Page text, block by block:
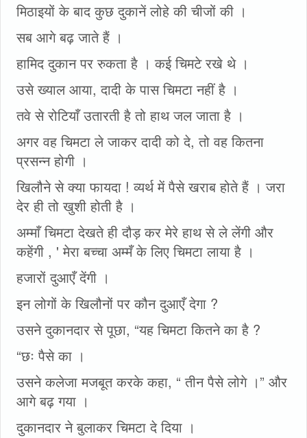
मिठाइयों के बाद कुछ दुकानें लोहे की चीजों की ।
सब आगे बढ़ जाते हैं ।
हामिद दुकान पर रुकता है । कई चिमटे रखे थे ।
उसे ख्याल आया, दादी के पास चिमटा नहीं है ।
तवे से रोटियाँ उतारती है तो हाथ जल जाता है ।
अगर वह चिमटा ले जाकर दादी को दे, तो वह कितना
प्रसन्न होगी ।
खिलौने से क्या फायदा ! व्यर्थ में पैसे खराब होते हैं । जरा
देर ही तो खुशी होती है ।
अम्माँ चिमटा देखते ही दौड़ कर मेरे हाथ से ले लेंगी और
कहेंगी , ' मेरा बच्चा अम्मँ के लिए चिमटा लाया है ।
हजारों दुआएँ देंगी ।
इन लोगों के खिलौनों पर कौन दुआएँ देगा ?
उसने दुकानदार से पूछा, “यह चिमटा कितने का है ?
“छः पैसे का ।
उसने कलेजा मजबूत करके कहा, “ तीन पैसे लोगे ।” और
आगे बढ़ गया ।
दुकानदार ने बुलाकर चिमटा दे दिया ।